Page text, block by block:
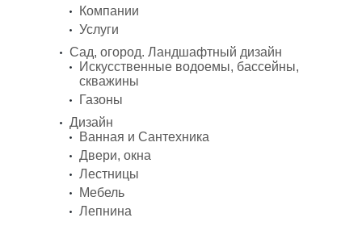
Компании
Услуги
Сад, огород. Ландшафтный дизайн
Искусственные водоемы, бассейны,
скважины
Газоны
Дизайн
Ванная и Сантехника
Двери, окна
Лестницы
Мебель
Лепнина